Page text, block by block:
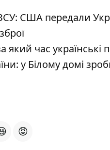
США передали
час українські
у Білому домі
😡